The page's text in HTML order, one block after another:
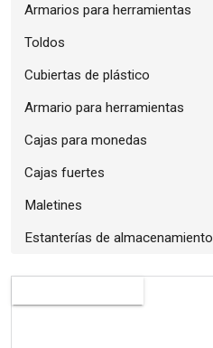
Armarios para herramientas
Toldos
Cubiertas de plástico
Armario para herramientas
Cajas para monedas
Cajas fuertes
Maletines
Estanterías de almacenamiento